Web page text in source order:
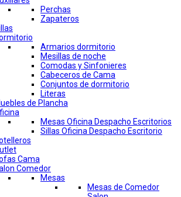
Perchas
Zapateros
Armarios dormitorio
Mesillas de noche
Comodas y Sinfonieres
Cabeceros de Cama
Conjuntos de dormitorio
Literas
de Plancha
Mesas Oficina Despacho Escritorios
Sillas Oficina Despacho Escritorio
Cama
Comedor
Mesas
Mesas de Comedor